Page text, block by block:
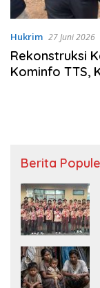
Hukrim 27 Juni 2026
Rekonstruksi
Kominfo TTS,
Berita